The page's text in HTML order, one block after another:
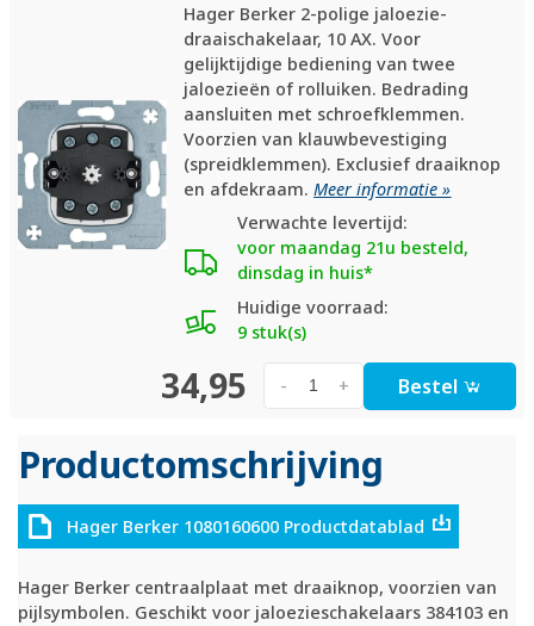
Hager Berker 2-polige jaloezie-
draaischakelaar, 10 AX. Voor
gelijktijdige bediening van twee
jaloezieën of rolluiken. Bedrading
aansluiten met schroefklemmen.
Voorzien van klauwbevestiging
(spreidklemmen). Exclusief draaiknop
en afdekraam.Meer informatie »
Verwachte levertijd:
voor maandag 21u besteld,
dinsdag in huis*
Huidige voorraad:
9 stuk(s)
34,95 +
- Bestel
Productomschrijving
Hager Berker 1080160600 Productdatablad
Hager Berker centraalplaat met draaiknop, voorzien van
pijlsymbolen. Geschikt voor jaloezieschakelaars 384103 en